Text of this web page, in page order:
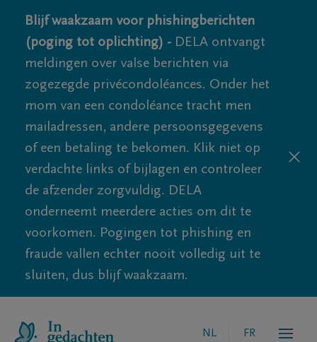
Blijf waakzaam voor phishingberichten
(poging tot oplichting) - DELA ontvangt
meldingen over valse berichten via
zogezegde privécondoléances. Onder het
mom van een condoléance tracht men
mailadressen, andere persoonsgegevens
of een betaling te bekomen. Klik niet op
verdachte links of bijlagen en controleer
de afzender zorgvuldig. DELA
onderneemt meerdere acties om dit te
voorkomen. Pogingen tot phishing en
fraude vallen echter nooit volledig uit te
sluiten, dus blijf waakzaam.
NL FR